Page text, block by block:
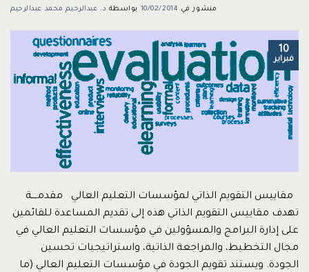
منشور في 10/02/2014 بواسطة د. عبدالرحيم محمد عبدالرحيم
10
فبراير
مقاييس التقويم الذاتي لمؤسسات التعليم العالي مقدمــــة
تهدف مقاييس التقويم الذاتي هذه إلى تقديم المساعدة للقائمين
على إدارة البرامج والمسؤولين في مؤسسات التعليم العالي في
مجال التخطيط، والمراجعة الذاتية، واستراتيجيات تحسين
الجودة. ويستند تقويم الجودة في مؤسسات التعليم العالي (ما